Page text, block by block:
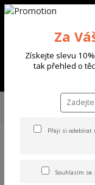
+420 702 136 620
DALŠÍ ZNAČKY
M1A1 Thompson
Legends
Za
Získejte slevu
tak přehled o
Přeji si odebírat
Souhlasím se